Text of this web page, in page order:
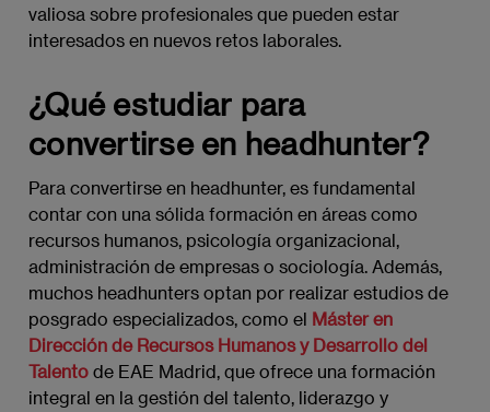
valiosa sobre profesionales que pueden estar
interesados en nuevos retos laborales.
¿Qué estudiar para
convertirse en headhunter?
Para convertirse en headhunter, es fundamental
contar con una sólida formación en áreas como
recursos humanos, psicología organizacional,
administración de empresas o sociología. Además,
muchos headhunters optan por realizar estudios de
posgrado especializados, como el Máster en
Dirección de Recursos Humanos y Desarrollo del
Talento de EAE Madrid, que ofrece una formación
integral en la gestión del talento, liderazgo y